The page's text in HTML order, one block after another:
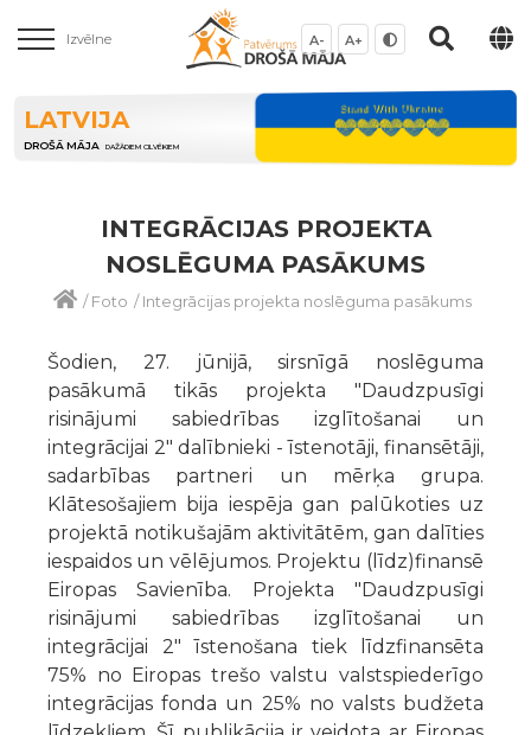
Izvēlne A- A+
LATVIJA
DROŠĀ MĀJA DAŽĀDIEM CILVĒKIEM
INTEGRĀCIJAS PROJEKTA
NOSLĒGUMA PASĀKUMS
/Foto /Integrācijas projekta noslēguma pasākums
Šodien, 27. jūnijā, sirsnīgā noslēguma
pasākumā tikās projekta "Daudzpusīgi
risinājumi sabiedrības izglītošanai un
integrācijai 2" dalībnieki - īstenotāji, finansētāji,
sadarbības partneri un mērķa grupa.
Klātesošajiem bija iespēja gan palūkoties uz
projektā notikušajām aktivitātēm, gan dalīties
iespaidos un vēlējumos. Projektu (līdz)finansē
Eiropas Savienība. Projekta "Daudzpusīgi
risinājumi sabiedrības izglītošanai un
integrācijai 2" īstenošana tiek līdzfinansēta
75% no Eiropas trešo valstu valstspiederīgo
integrācijas fonda un 25% no valsts budžeta